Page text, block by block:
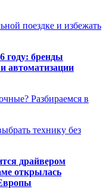
поездке и избежать
году: бренды
автоматизации
Разбираемся в
технику без
драйвером
открылась